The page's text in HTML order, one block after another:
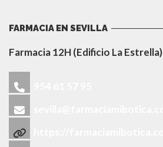
FARMACIA EN SEVILLA
Farmacia 12H (Edificio La Estrella)